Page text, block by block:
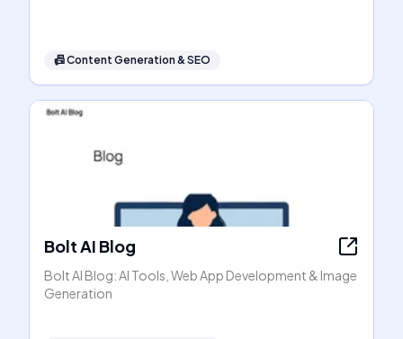
📠Content Generation & SEO
Bolt AI Blog
Bolt AI Blog: AI Tools, Web App Development & Image
Generation